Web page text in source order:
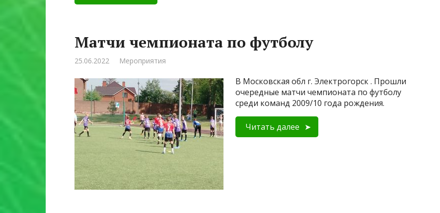
Матчи чемпионата по футболу
25.06.2022 Мероприятия
В Московская обл г. Электрогорск . Прошли
очередные матчи чемпионата по футболу
среди команд 2009/10 года рождения.
Читать далее